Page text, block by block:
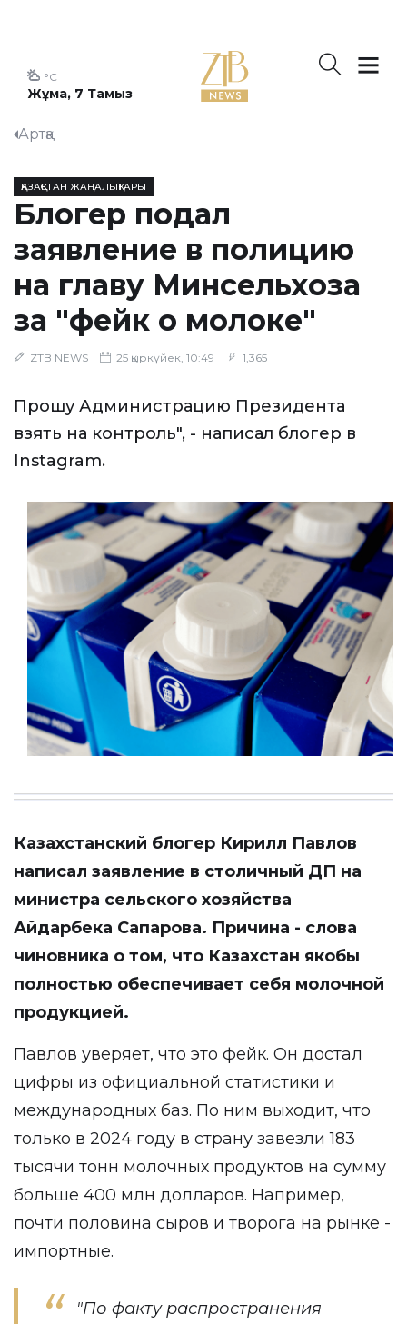
Жұма, 7 Тамыз
°C
Артқа
ҚАЗАҚСТАН ЖАҢАЛЫҚТАРЫ
Блогер подал
заявление в полицию
на главу Минсельхоза
за "фейк о молоке"
ZTB NEWS 25 қыркүйек, 10:49 1,365
Прошу Администрацию Президента
взять на контроль", - написал блогер в
Instagram.
Казахстанский блогер Кирилл Павлов
написал заявление в столичный ДП на
министра сельского хозяйства
Айдарбека Сапарова. Причина - слова
чиновника о том, что Казахстан якобы
полностью обеспечивает себя молочной
продукцией.
Павлов уверяет, что это фейк. Он достал
цифры из официальной статистики и
международных баз. По ним выходит, что
только в 2024 году в страну завезли 183
тысячи тонн молочных продуктов на сумму
больше 400 млн долларов. Например,
почти половина сыров и творога на рынке -
импортные.
"По факту распространения